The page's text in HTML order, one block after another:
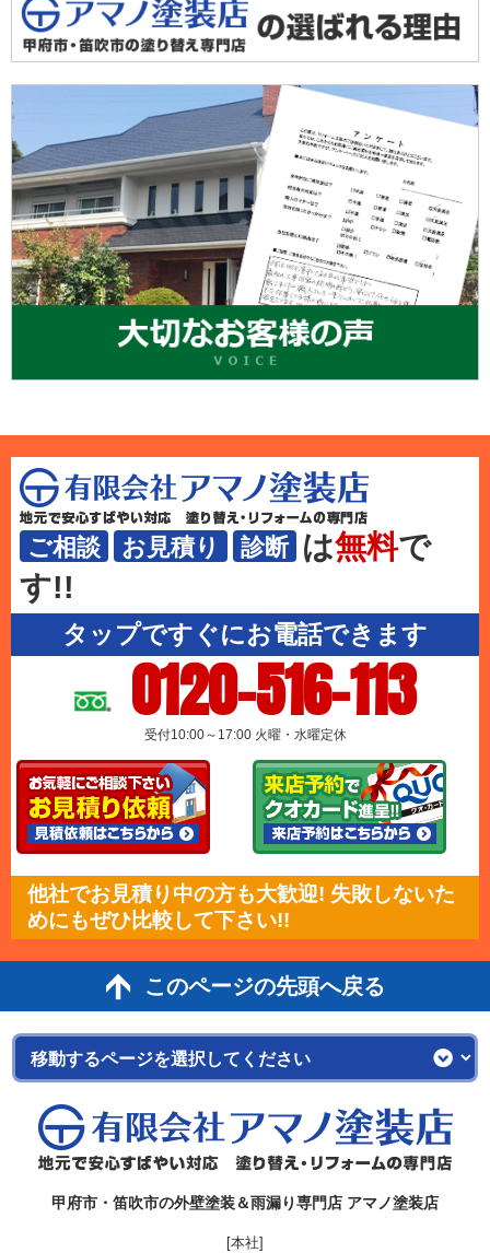
ご相談 お見積り 診断 は無料で
す!!
タップですぐにお電話できます
0120-516-113
受付10:00～17:00 火曜・水曜定休
他社でお見積り中の方も大歓迎! 失敗しないた
めにもぜひ比較して下さい!!
このページの先頭へ戻る
甲府市・笛吹市の外壁塗装＆雨漏り専門店 アマノ塗装店
[本社]